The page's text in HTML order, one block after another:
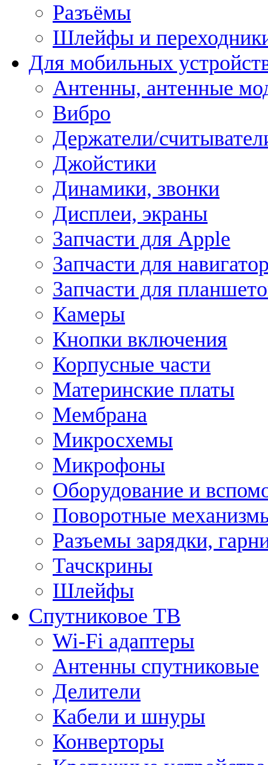
Разъёмы
Шлейфы и
Для мобильных
Антенны, антенные
Вибро
Держатели/
Джойстики
Динамики, звонки
Дисплеи, экраны
Запчасти для Apple
Запчасти для
Запчасти для
Камеры
Кнопки включения
Корпусные части
Материнские платы
Мембрана
Микросхемы
Микрофоны
Оборудование и
Поворотные
Разъемы зарядки,
Тачскрины
Шлейфы
Спутниковое ТВ
Wi-Fi адаптеры
Антенны спутниковые
Делители
Кабели и шнуры
Конверторы